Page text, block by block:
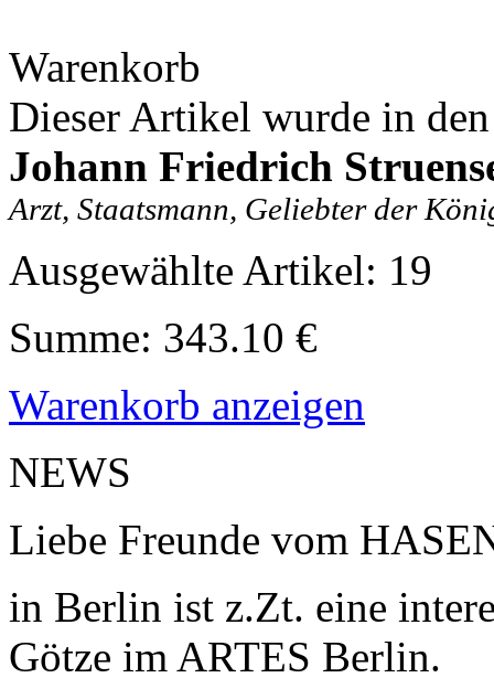
Warenkorb
Dieser Artikel wurde in
Johann Friedrich
Arzt, Staatsmann, Geliebter der
Ausgewählte Artikel: 19
Summe: 343.10 €
Warenkorb anzeigen
NEWS
Liebe Freunde vom
in Berlin ist z.Zt. eine
Götze im ARTES Berlin.